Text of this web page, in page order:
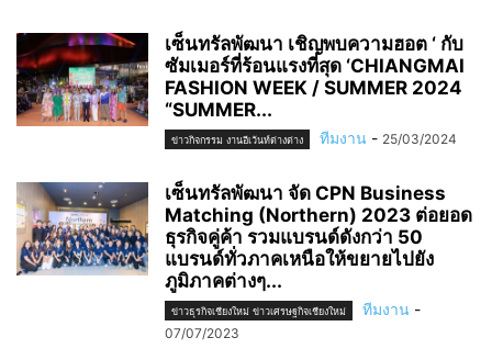
เซ็นทรัลพัฒนา เชิญพบความฮอต ‘ กับ
ซัมเมอร์ที่ร้อนแรงที่สุด ‘CHIANGMAI
FASHION WEEK / SUMMER 2024
“SUMMER...
ข่าวกิจกรรม งานอีเว้นท์ต่างต่าง ทีมงาน - 25/03/2024
เซ็นทรัลพัฒนา จัด CPN Business
Matching (Northern) 2023 ต่อยอด
ธุรกิจคู่ค้า รวมแบรนด์ดังกว่า 50
แบรนด์ทั่วภาคเหนือให้ขยายไปยัง
ภูมิภาคต่างๆ...
ข่าวธุรกิจเชียงใหม่ ข่าวเศรษฐกิจเชียงใหม่ ทีมงาน -
07/07/2023